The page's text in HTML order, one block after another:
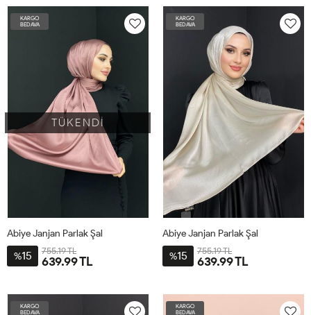
KARGO
BEDAVA
TÜKENDİ
Abiye Janjan Parlak Şal
%15 755.19 TL
639.99 TL
KARGO
BEDAVA
Abiye Janjan Parlak Şal
%15 755.19 TL
639.99 TL
KARGO
BEDAVA
KARGO
BEDAVA